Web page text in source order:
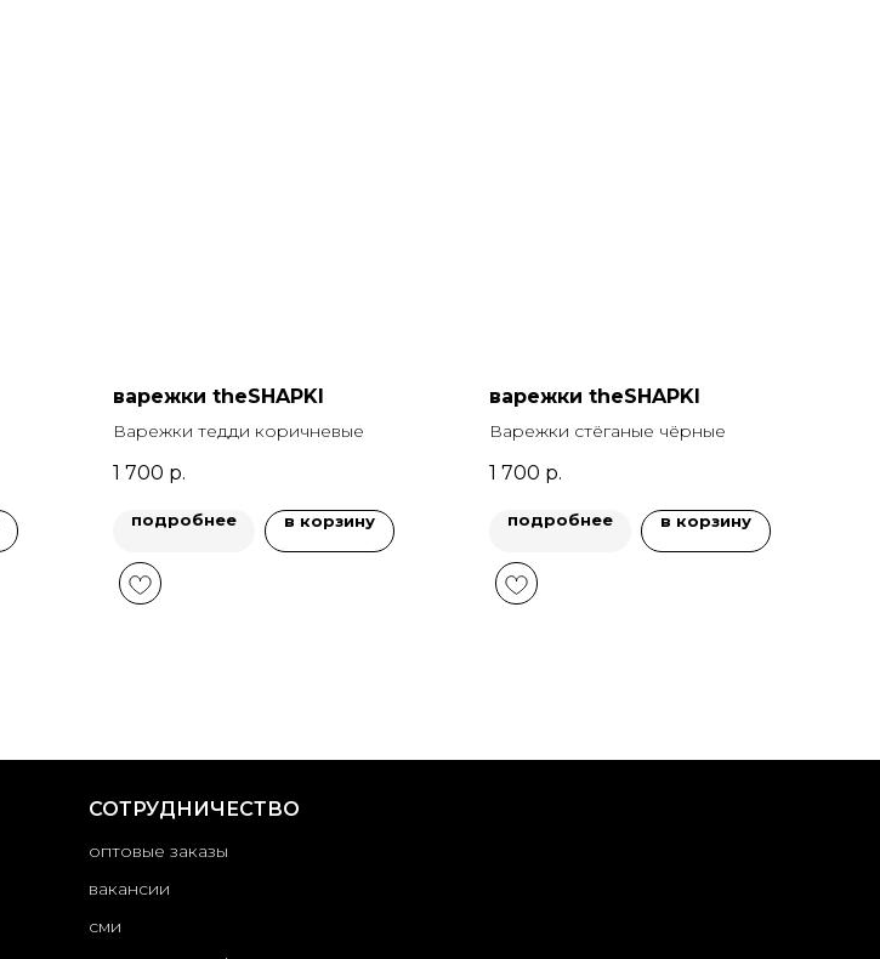
варежки theSHAPKI
Варежки тедди коричневые
1 700 р.
подробнее в корзину
варежки theSHAPKI
Варежки стёганые чёрные
1 700 р.
подробнее в корзину
СОТРУДНИЧЕСТВО
оптовые заказы
вакансии
сми